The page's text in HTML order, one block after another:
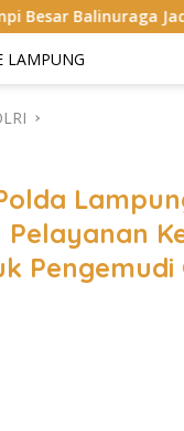
Jadi ‘Penglipuran’
Pelayanan
Pengemudi